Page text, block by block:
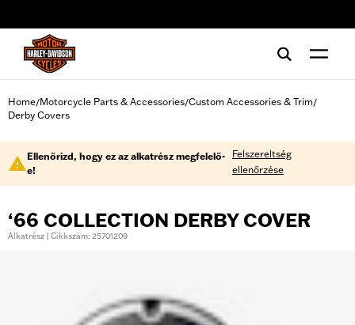
Home/Motorcycle Parts & Accessories/Custom Accessories & Trim/
Derby Covers
Ellenőrizd, hogy ez az alkatrész megfelelő-
e!
Felszereltség
ellenőrzése
‘66 COLLECTION DERBY COVER
Alkatrész | Cikkszám: 25701209